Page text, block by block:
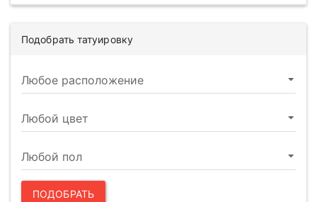
Подобрать татуировку
ПОДОБРАТЬ